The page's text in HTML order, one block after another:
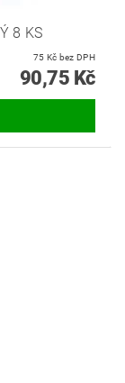
8 KS
75 Kč bez DPH
90,75 Kč